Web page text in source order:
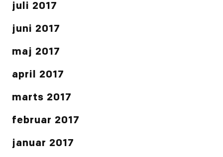
juli 2017
juni 2017
maj 2017
april 2017
marts 2017
februar 2017
januar 2017